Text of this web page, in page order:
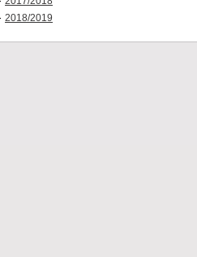
2018/2019